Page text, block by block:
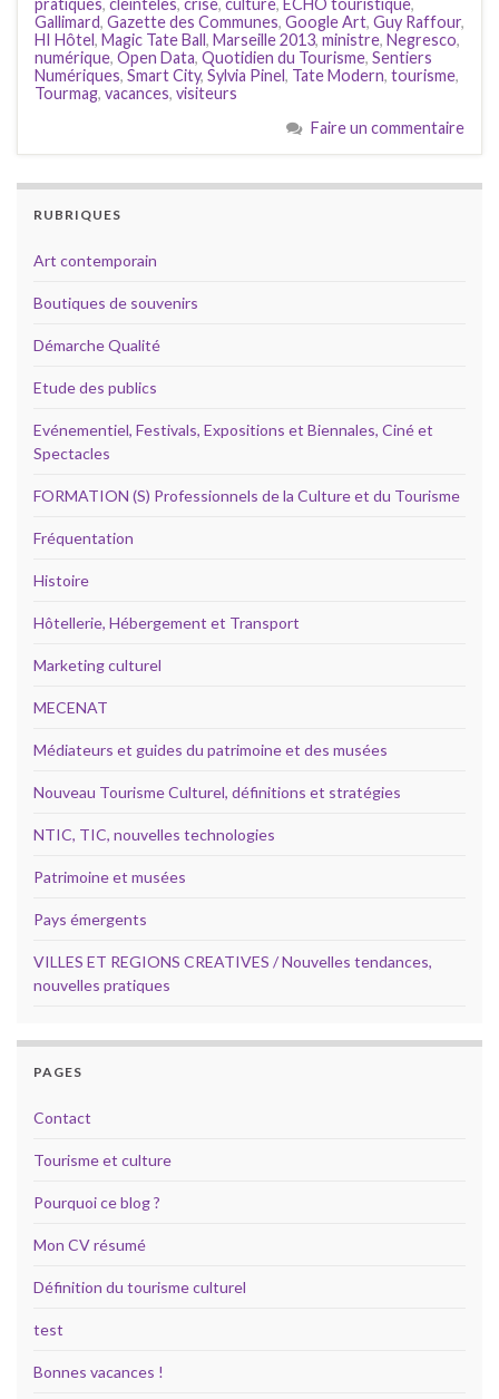
Gallimard, Gazette des Communes, Google Art, Guy Raffour,
HI Hôtel, Magic Tate Ball, Marseille 2013, ministre, Negresco,
numérique, Open Data, Quotidien du Tourisme, Sentiers
Numériques, Smart City, Sylvia Pinel, Tate Modern, tourisme,
Tourmag, vacances, visiteurs
Faire un commentaire
RUBRIQUES
Art contemporain
Boutiques de souvenirs
Démarche Qualité
Etude des publics
Evénementiel, Festivals, Expositions et Biennales, Ciné et
Spectacles
FORMATION (S) Professionnels de la Culture et du Tourisme
Fréquentation
Histoire
Hôtellerie, Hébergement et Transport
Marketing culturel
MECENAT
Médiateurs et guides du patrimoine et des musées
Nouveau Tourisme Culturel, définitions et stratégies
NTIC, TIC, nouvelles technologies
Patrimoine et musées
Pays émergents
VILLES ET REGIONS CREATIVES / Nouvelles tendances,
nouvelles pratiques
PAGES
Contact
Tourisme et culture
Pourquoi ce blog ?
Mon CV résumé
Définition du tourisme culturel
test
Bonnes vacances !